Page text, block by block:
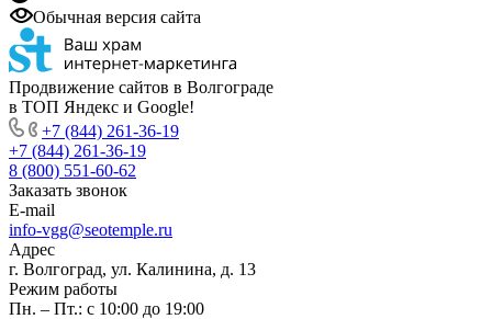
Обычная версия сайта
Продвижение сайтов в Волгограде
в ТОП Яндекс и Google!
+7 (844) 261-36-19
+7 (844) 261-36-19
8 (800) 551-60-62
Заказать звонок
E-mail
info-vgg@seotemple.ru
Адрес
г. Волгоград, ул. Калинина, д. 13
Режим работы
Пн. – Пт.: с 10:00 до 19:00